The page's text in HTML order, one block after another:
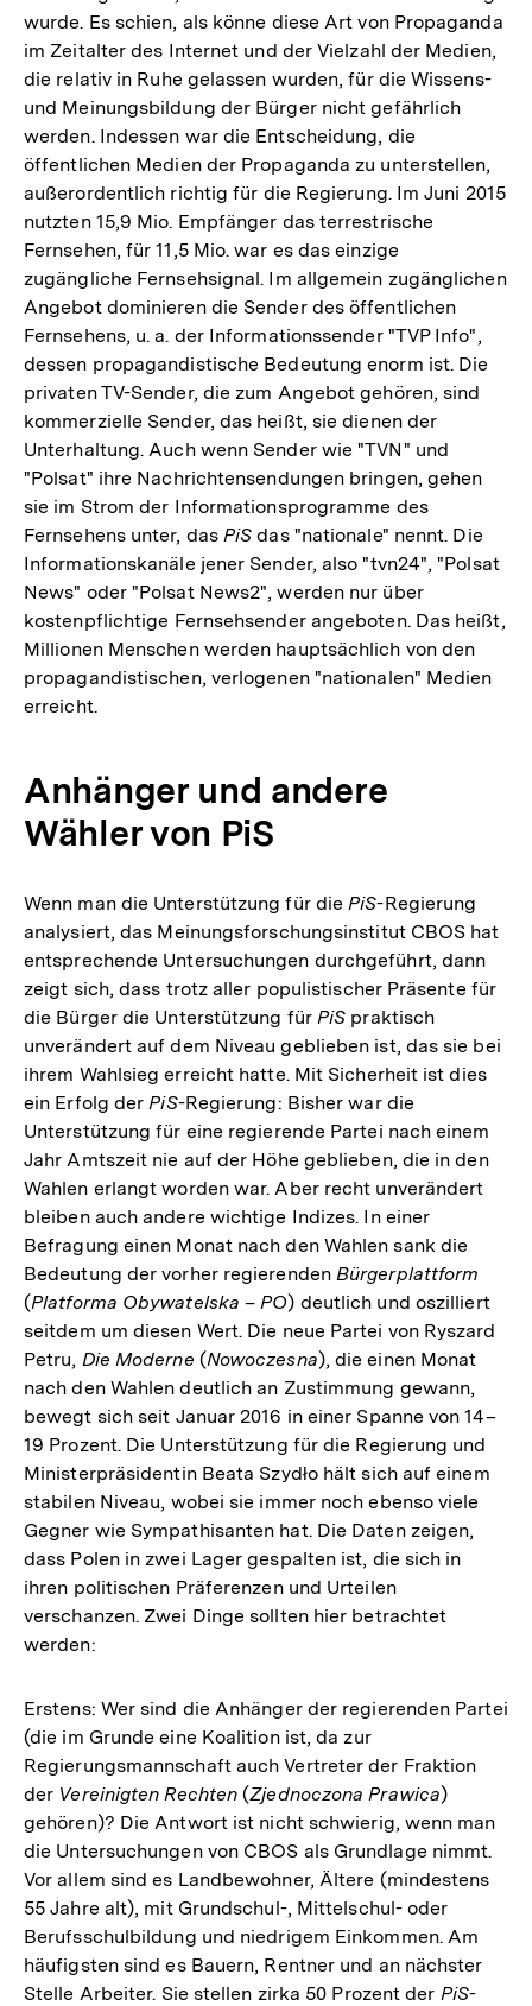
wurde. Es schien, als könne diese Art von Propaganda
im Zeitalter des Internet und der Vielzahl der Medien,
die relativ in Ruhe gelassen wurden, für die Wissens-
und Meinungsbildung der Bürger nicht gefährlich
werden. Indessen war die Entscheidung, die
öffentlichen Medien der Propaganda zu unterstellen,
außerordentlich richtig für die Regierung. Im Juni 2015
nutzten 15,9 Mio. Empfänger das terrestrische
Fernsehen, für 11,5 Mio. war es das einzige
zugängliche Fernsehsignal. Im allgemein zugänglichen
Angebot dominieren die Sender des öffentlichen
Fernsehens, u. a. der Informationssender "TVP Info",
dessen propagandistische Bedeutung enorm ist. Die
privaten TV-Sender, die zum Angebot gehören, sind
kommerzielle Sender, das heißt, sie dienen der
Unterhaltung. Auch wenn Sender wie "TVN" und
"Polsat" ihre Nachrichtensendungen bringen, gehen
sie im Strom der Informationsprogramme des
Fernsehens unter, das PiS das "nationale" nennt. Die
Informationskanäle jener Sender, also "tvn24", "Polsat
News" oder "Polsat News2", werden nur über
kostenpflichtige Fernsehsender angeboten. Das heißt,
Millionen Menschen werden hauptsächlich von den
propagandistischen, verlogenen "nationalen" Medien
erreicht.
Anhänger und andere
Wähler von PiS
Wenn man die Unterstützung für diePiS-Regierung
analysiert, das Meinungsforschungsinstitut CBOS hat
entsprechende Untersuchungen durchgeführt, dann
zeigt sich, dass trotz aller populistischer Präsente für
die Bürger die Unterstützung für PiS praktisch
unverändert auf dem Niveau geblieben ist, das sie bei
ihrem Wahlsieg erreicht hatte. Mit Sicherheit ist dies
ein Erfolg derPiS-Regierung: Bisher war die
Unterstützung für eine regierende Partei nach einem
Jahr Amtszeit nie auf der Höhe geblieben, die in den
Wahlen erlangt worden war. Aber recht unverändert
bleiben auch andere wichtige Indizes. In einer
Befragung einen Monat nach den Wahlen sank die
Bedeutung der vorher regierenden Bürgerplattform
(Platforma Obywatelska – PO) deutlich und oszilliert
seitdem um diesen Wert. Die neue Partei von Ryszard
Petru, Die Moderne (Nowoczesna), die einen Monat
nach den Wahlen deutlich an Zustimmung gewann,
bewegt sich seit Januar 2016 in einer Spanne von 14–
19 Prozent. Die Unterstützung für die Regierung und
Ministerpräsidentin Beata Szydło hält sich auf einem
stabilen Niveau, wobei sie immer noch ebenso viele
Gegner wie Sympathisanten hat. Die Daten zeigen,
dass Polen in zwei Lager gespalten ist, die sich in
ihren politischen Präferenzen und Urteilen
verschanzen. Zwei Dinge sollten hier betrachtet
werden:
Erstens: Wer sind die Anhänger der regierenden Partei
(die im Grunde eine Koalition ist, da zur
Regierungsmannschaft auch Vertreter der Fraktion
der Vereinigten Rechten (Zjednoczona Prawica)
gehören)? Die Antwort ist nicht schwierig, wenn man
die Untersuchungen von CBOS als Grundlage nimmt.
Vor allem sind es Landbewohner, Ältere (mindestens
55 Jahre alt), mit Grundschul-, Mittelschul- oder
Berufsschulbildung und niedrigem Einkommen. Am
häufigsten sind es Bauern, Rentner und an nächster
Stelle Arbeiter. Sie stellen zirka 50 Prozent der PiS-